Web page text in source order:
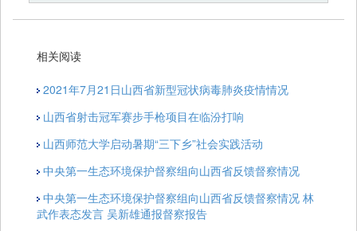
相关阅读
2021年7月21日山西省新型冠状病毒肺炎疫情情况
山西省射击冠军赛步手枪项目在临汾打响
​山西师范大学启动暑期“三下乡”社会实践活动
中央第一生态环境保护督察组向山西省反馈督察情况
中央第一生态环境保护督察组向山西省反馈督察情况 林
武作表态发言 吴新雄通报督察报告